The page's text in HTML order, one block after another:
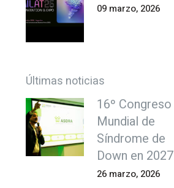
09 marzo, 2026
Últimas noticias
16º Congreso
Mundial de
Síndrome de
Down en 2027
26 marzo, 2026